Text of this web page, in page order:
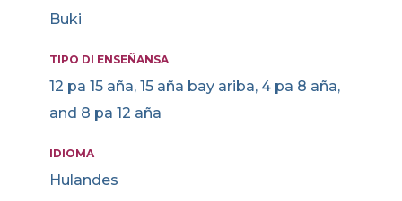
Buki
TIPO DI ENSEÑANSA
12 pa 15 aña, 15 aña bay ariba, 4 pa 8 aña,
and 8 pa 12 aña
IDIOMA
Hulandes